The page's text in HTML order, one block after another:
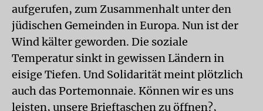
aufgerufen, zum Zusammenhalt unter den
jüdischen Gemeinden in Europa. Nun ist der
Wind kälter geworden. Die soziale
Temperatur sinkt in gewissen Ländern in
eisige Tiefen. Und Solidarität meint plötzlich
auch das Portemonnaie. Können wir es uns
leisten, unsere Brieftaschen zu öffnen?,